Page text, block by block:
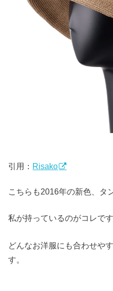
引用： Risako
こちらも2016年の新色、タ
私が持っているのがコレです
どんなお洋服にも合わせや
す。